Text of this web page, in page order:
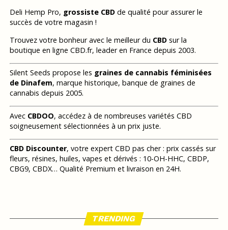
Deli Hemp Pro, grossiste CBDde qualité pour assurer le
succès de votre magasin !
Trouvez votre bonheur avec le meilleur du CBDsur la
boutique en ligne CBD.fr, leader en France depuis 2003.
Silent Seeds propose les graines de cannabis féminisées
de Dinafem, marque historique, banque de graines de
cannabis depuis 2005.
Avec CBDOO, accédez à de nombreuses variétés CBD
soigneusement sélectionnées à un prix juste.
CBD Discounter, votre expert CBD pas cher : prix cassés sur
fleurs, résines, huiles, vapes et dérivés : 10-OH-HHC, CBDP,
CBG9, CBDX… Qualité Premium et livraison en 24H.
TRENDING